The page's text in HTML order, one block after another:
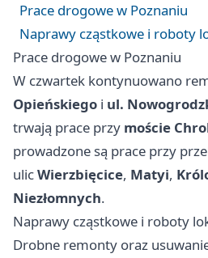
Prace drogowe w Poznaniu
Naprawy cząstkowe i roboty
Prace drogowe w Poznaniu
W czwartek kontynuowano
Opieńskiego i ul.
trwają prace przy moście
prowadzone są prace przy
ulicWierzbięcice, Matyi,
Niezłomnych.
Naprawy cząstkowe i roboty
Drobne remonty oraz